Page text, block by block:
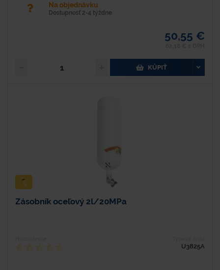
Na objednávku
Dostupnosť 2-4 týždne
50,55 €
KÚPIŤ
Zásobník oceľový 2l/20MPa
U3825A